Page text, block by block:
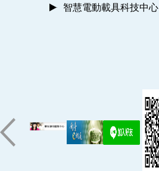
智慧電動載具科技中心